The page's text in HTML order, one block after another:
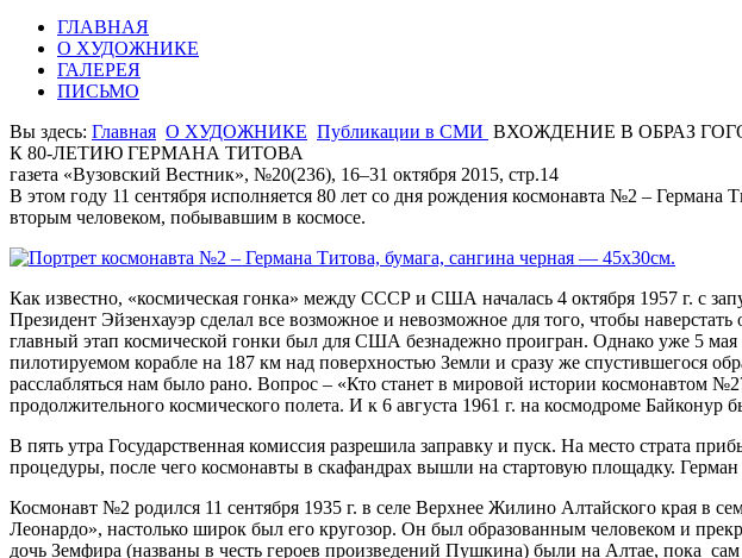
ГЛАВНАЯ
О ХУДОЖНИКЕ
ГАЛЕРЕЯ
ПИСЬМО
Вы здесь: Главная О ХУДОЖНИКЕ Публикации в СМИ ВХОЖДЕНИЕ В ОБРАЗ
К 80-ЛЕТИЮ ГЕРМАНА ТИТОВА
газета «Вузовский Вестник», №20(236), 16–31 октября 2015, стр.14
В этом году 11 сентября исполняется 80 лет со дня рождения космонавта №2 –
вторым человеком, побывавшим в космосе.
Как известно, «космическая гонка» между СССР и США началась 4 октября 1957 г. с
Президент Эйзенхауэр сделал все возможное и невозможное для того, чтобы
главный этап космической гонки был для США безнадежно проигран. Однако уже 5 мая
пилотируемом корабле на 187 км над поверхностью Земли и сразу же спустившегося
расслабляться нам было рано. Вопрос – «Кто станет в мировой истории космонавтом
продолжительного космического полета. И к 6 августа 1961 г. на космодроме
В пять утра Государственная комиссия разрешила заправку и пуск. На место страта
процедуры, после чего космонавты в скафандрах вышли на стартовую площадку.
Космонавт №2 родился 11 сентября 1935 г. в селе Верхнее Жилино Алтайского края в
Леонардо», настолько широк был его кругозор. Он был образованным человеком и
дочь Земфира (названы в честь героев произведений Пушкина) были на Алтае, пока